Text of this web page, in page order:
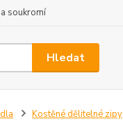
soukromí
Hledat
Kostěné dělitelné zipy